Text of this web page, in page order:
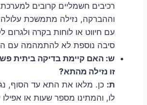
רכיבים חשמליים קרובים
וההברקה, נזילה מתמשכת
עם חיווט או לוחות בקרה ולגרום
סיבה נוספת לא להתמהמה עם
ש: האם קיימת בדיקה ביתית
זו נזילה מהתא?
ת: כן. מלאו את התא עד הסוף,
לו, והמתינו מספר שעות או